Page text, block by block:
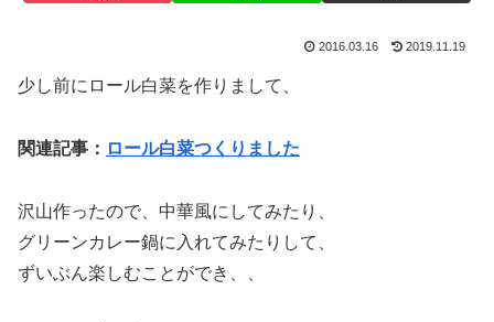
2016.03.16 2019.11.19
少し前にロール白菜を作りまして、
関連記事： ロール白菜つくりました
沢山作ったので、中華風にしてみたり、
グリーンカレー鍋に入れてみたりして、
ずいぶん楽しむことができ、、